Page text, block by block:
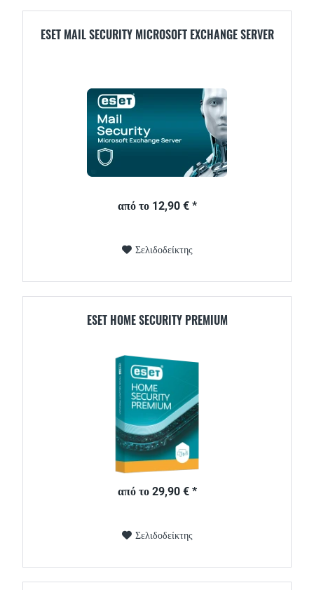
ESET MAIL SECURITY MICROSOFT EXCHANGE SERVER
από το 12,90 € *
Σελιδοδείκτης
ESET HOME SECURITY PREMIUM
από το 29,90 € *
Σελιδοδείκτης